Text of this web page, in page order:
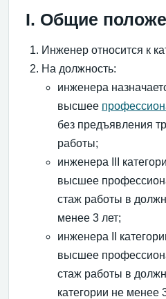
I. Общие
Инженер относится к
На должность:
инженера
высшее
без предъявления
работы;
инженера III
высшее
стаж работы в
менее 3 лет;
инженера II
высшее
стаж работы в
категории не менее